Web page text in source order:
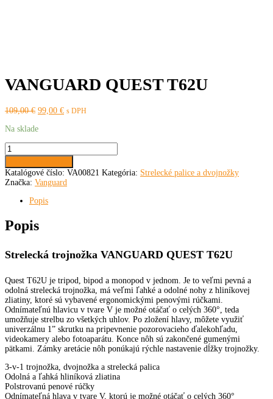
VANGUARD QUEST T62U
109,00€ Pôvodná
bola:
99,00 €Aktuálna
s DPH
Na sklade
množstvo
VANGUARD
QUEST
T62U
Katalógové číslo: VA00821 Kategória: Strelecké palice a dvojnožky
Značka: Vanguard
Popis
Popis
Strelecká trojnožka VANGUARD QUEST T62U
Quest T62U je tripod, bipod a monopod v jednom. Je to veľmi pevná a
odolná strelecká trojnožka, má veľmi ľahké a odolné nohy z hliníkovej
zliatiny, ktoré sú vybavené ergonomickými penovými rúčkami.
Odnímateľnú hlavicu v tvare V je možné otáčať o celých 360°, teda
umožňuje strelbu zo všetkých uhlov. Po zložení hlavy, môžete využiť
univerzálnu 1” skrutku na pripevnenie pozorovacieho ďalekohľadu,
videokamery alebo fotoaparátu. Konce nôh sú zakončené gumenými
pätkami. Zámky aretácie nôh ponúkajú rýchle nastavenie dĺžky trojnožky.
3-v-1 trojnožka, dvojnožka a strelecká palica
Odolná a ľahká hliníková zliatina
Polstrovanú penové rúčky
Odnímateľná hlava v tvare V, ktorú je možné otáčať o celých 360°